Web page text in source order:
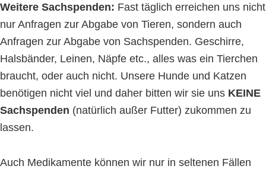
Weitere Sachspenden: Fast täglich erreichen uns nicht
nur Anfragen zur Abgabe von Tieren, sondern auch
Anfragen zur Abgabe von Sachspenden. Geschirre,
Halsbänder, Leinen, Näpfe etc., alles was ein Tierchen
braucht, oder auch nicht. Unsere Hunde und Katzen
benötigen nicht viel und daher bitten wir sie uns KEINE
Sachspenden (natürlich außer Futter) zukommen zu
lassen.
Auch Medikamente können wir nur in seltenen Fällen